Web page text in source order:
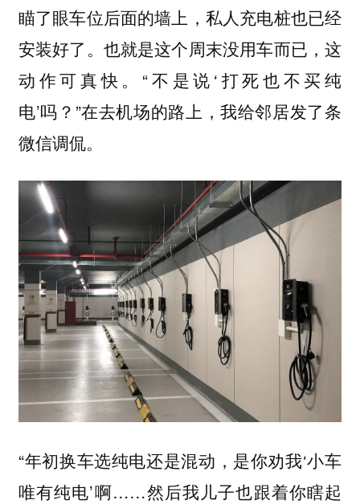
瞄了眼车位后面的墙上，私人充电桩也已经
安装好了。也就是这个周末没用车而已，这
动作可真快。“不是说‘打死也不买纯
电’吗？”在去机场的路上，我给邻居发了条
微信调侃。
“年初换车选纯电还是混动，是你劝我‘小车
唯有纯电’啊……然后我儿子也跟着你瞎起